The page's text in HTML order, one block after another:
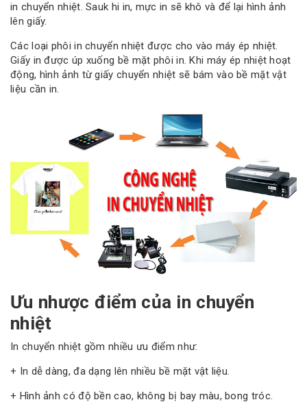
in chuyển nhiệt. Sauk hi in, mực in sẽ khô và để lại hình ảnh
lên giấy.
Các loại phôi in chuyển nhiệt được cho vào máy ép nhiệt.
Giấy in được úp xuống bề mặt phôi in. Khi máy ép nhiệt hoạt
động, hình ảnh từ giấy chuyển nhiệt sẽ bám vào bề mặt vật
liệu cần in.
Ưu nhược điểm của in chuyển
nhiệt
In chuyển nhiệt gồm nhiều ưu điểm như:
+ In dễ dàng, đa dạng lên nhiều bề mặt vật liệu.
+ Hình ảnh có độ bền cao, không bị bay màu, bong tróc.